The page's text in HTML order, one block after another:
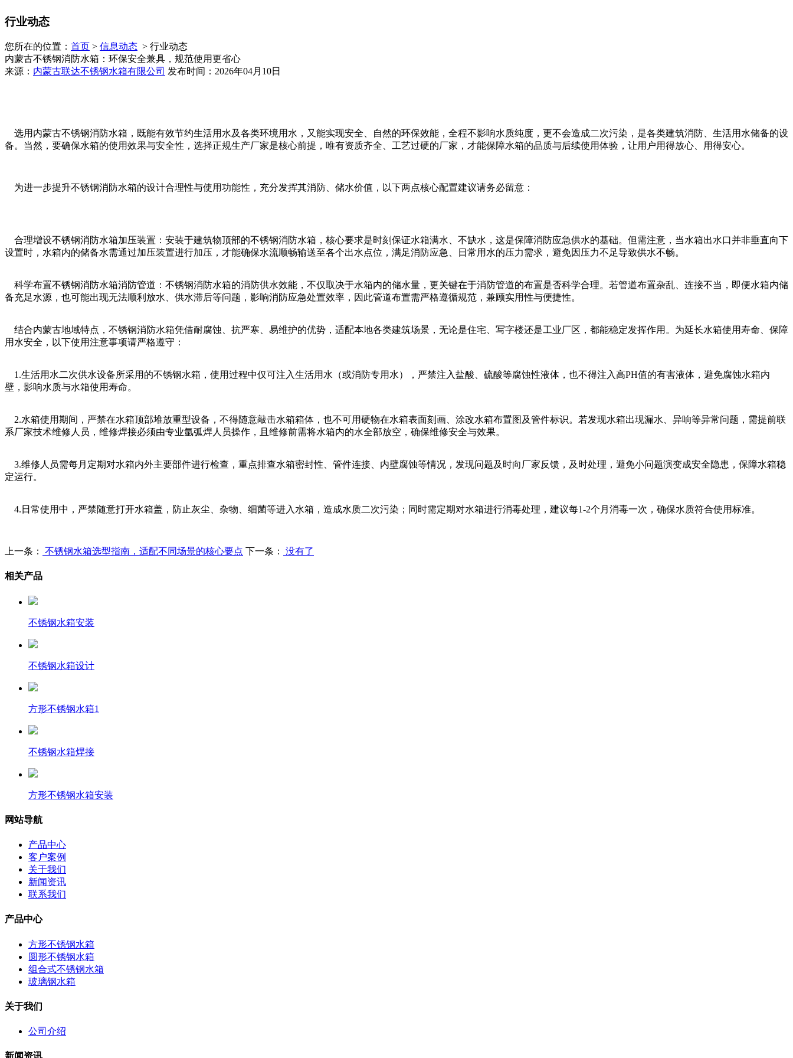
行业动态
您所在的位置： 首页 > 信息动态 > 行业动态
内蒙古不锈钢消防水箱：环保安全兼具，规范使用更省心
来源： 内蒙古联达不锈钢水箱有限公司 发布时间：2026年04月10日
选用内蒙古不锈钢消防水箱，既能有效节约生活用水及各类环境用水，又能实现安全、自然的环保效能，全程不影响水质纯度，更不会造成二次污染，是各类建筑消防、生活用水储备的设
备。当然，要确保水箱的使用效果与安全性，选择正规生产厂家是核心前提，唯有资质齐全、工艺过硬的厂家，才能保障水箱的品质与后续使用体验，让用户用得放心、用得安心。
为进一步提升不锈钢消防水箱的设计合理性与使用功能性，充分发挥其消防、储水价值，以下两点核心配置建议请务必留意：
合理增设不锈钢消防水箱加压装置：安装于建筑物顶部的不锈钢消防水箱，核心要求是时刻保证水箱满水、不缺水，这是保障消防应急供水的基础。但需注意，当水箱出水口并非垂直向下
设置时，水箱内的储备水需通过加压装置进行加压，才能确保水流顺畅输送至各个出水点位，满足消防应急、日常用水的压力需求，避免因压力不足导致供水不畅。
科学布置不锈钢消防水箱消防管道：不锈钢消防水箱的消防供水效能，不仅取决于水箱内的储水量，更关键在于消防管道的布置是否科学合理。若管道布置杂乱、连接不当，即便水箱内储
备充足水源，也可能出现无法顺利放水、供水滞后等问题，影响消防应急处置效率，因此管道布置需严格遵循规范，兼顾实用性与便捷性。
结合内蒙古地域特点，不锈钢消防水箱凭借耐腐蚀、抗严寒、易维护的优势，适配本地各类建筑场景，无论是住宅、写字楼还是工业厂区，都能稳定发挥作用。为延长水箱使用寿命、保障
用水安全，以下使用注意事项请严格遵守：
1.生活用水二次供水设备所采用的不锈钢水箱，使用过程中仅可注入生活用水（或消防专用水），严禁注入盐酸、硫酸等腐蚀性液体，也不得注入高PH值的有害液体，避免腐蚀水箱内
壁，影响水质与水箱使用寿命。
2.水箱使用期间，严禁在水箱顶部堆放重型设备，不得随意敲击水箱箱体，也不可用硬物在水箱表面刻画、涂改水箱布置图及管件标识。若发现水箱出现漏水、异响等异常问题，需提前联
系厂家技术维修人员，维修焊接必须由专业氩弧焊人员操作，且维修前需将水箱内的水全部放空，确保维修安全与效果。
3.维修人员需每月定期对水箱内外主要部件进行检查，重点排查水箱密封性、管件连接、内壁腐蚀等情况，发现问题及时向厂家反馈，及时处理，避免小问题演变成安全隐患，保障水箱稳
定运行。
4.日常使用中，严禁随意打开水箱盖，防止灰尘、杂物、细菌等进入水箱，造成水质二次污染；同时需定期对水箱进行消毒处理，建议每1-2个月消毒一次，确保水质符合使用标准。
上一条： 不锈钢水箱选型指南，适配不同场景的核心要点 下一条： 没有了
相关产品
不锈钢水箱安装
不锈钢水箱设计
方形不锈钢水箱1
不锈钢水箱焊接
方形不锈钢水箱安装
网站导航
产品中心
客户案例
关于我们
新闻资讯
联系我们
产品中心
方形不锈钢水箱
圆形不锈钢水箱
组合式不锈钢水箱
玻璃钢水箱
关于我们
公司介绍